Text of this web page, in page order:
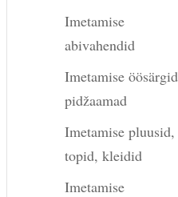
Imetamise
abivahendid
Imetamise
pidžaamad
Imetamise pluusid,
topid, kleidid
Imetamise